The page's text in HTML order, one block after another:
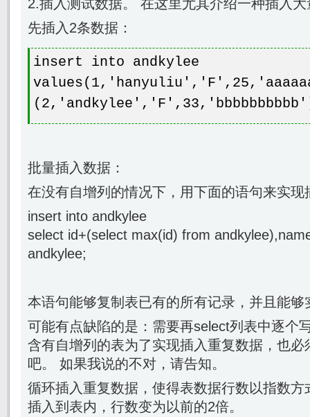
2.插入测试数据。 在这里尤其介绍一种插入
先插入2条数据：
insert into andkylee
批量插入数据：
在没有自增列的情况下，用下面的语句来实现
insert into andkylee
select id+(select max(id) from
andkylee;
本语句能够复制表已有的所有记录，并且能够
可能有点缺陷的是：需要再select列表中逐个
含有自增列的表为了实现插入重复数据，也
吧。 如果我说的不对，请告知。
循环插入重复数据，使得表数据行数以指数
插入到表内，行数变为以前的2倍。